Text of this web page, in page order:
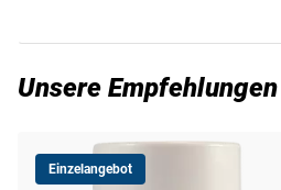
Griff aus hochwertigem
Anmutung. Der
Unsere Empfehlungen
Einzelangebot